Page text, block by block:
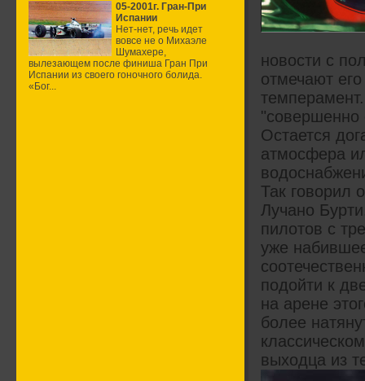
05-2001г. Гран-При
Испании
Нет-нет, речь идет
вовсе не о Михаэле
Шумахере,
вылезающем после финиша Гран При
Испании из своего гоночного болида.
«Бог...
новости с
отмечают
"совершенно
Остается
атмосфера
Так говорил
Лучано
пилотов с
уже
подойти к
на арене
более
выходца из